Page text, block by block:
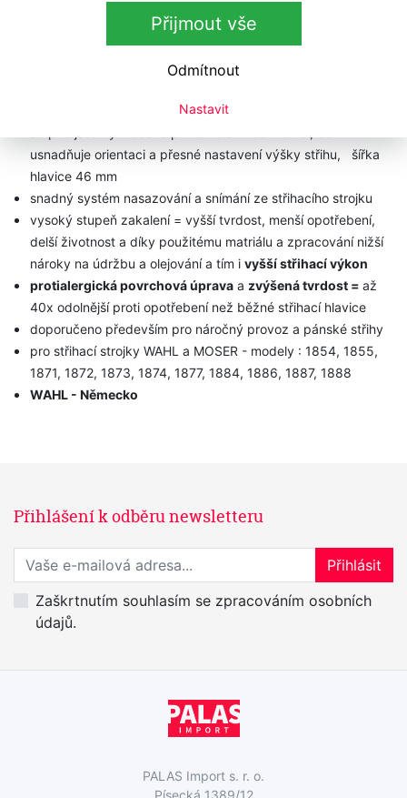
Přijmout vše
Odmítnout
Nastavit
úpravou
plynule přestavitelná výška střihu postranní páčkou v
rozsahu 0,8 až 1,8 mm, nebo možnost nastavení fixované
usnadňuje orientaci a přesné nastavení výšky střihu, šířka
hlavice 46 mm​
snadný systém nasazování a snímání ze střihacího strojku
vysoký stupeň zakalení = vyšší tvrdost, menší opotřebení,
delší životnost a díky použitému matriálu a zpracování nižší
nároky na údržbu a olejování a tím i vyšší střihací výkon
protialergická povrchová úprava a zvýšená tvrdost = až
40x odolnější proti opotřebení než běžné střihací hlavice
doporučeno především pro náročný provoz a pánské střihy
pro střihací strojky WAHL a MOSER - modely : 1854, 1855,
1871, 1872, 1873, 1874, 1877, 1884, 1886, 1887, 1888
WAHL - Německo
Přihlášení k odběru newsletteru
Přihlaste se k odběru novinek
Přihlásit
Zaškrtnutím souhlasím se zpracováním osobních
údajů.
PALAS Import s. r. o.
Písecká 1389/12